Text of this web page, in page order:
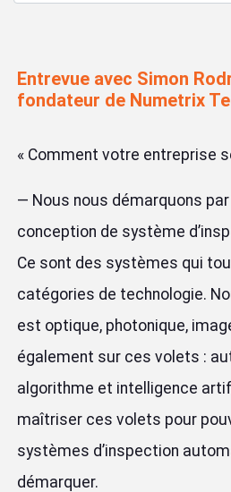
Entrevue avec Simon
fondateur de Numetrix
« Comment votre entreprise
— Nous nous démarquons
conception de système
Ce sont des systèmes qui
catégories de technologie.
est optique, photonique,
également sur ces volets :
algorithme et intelligence
maîtriser ces volets pour
systèmes d’inspection
démarquer.